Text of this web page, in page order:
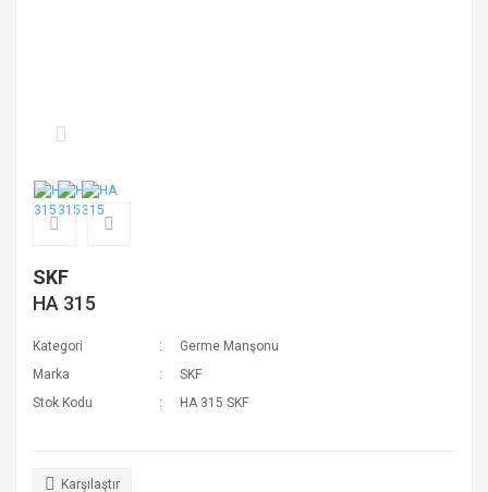
SKF
HA 315
Kategori
Germe Manşonu
Marka
SKF
Stok Kodu
HA 315 SKF
Karşılaştır